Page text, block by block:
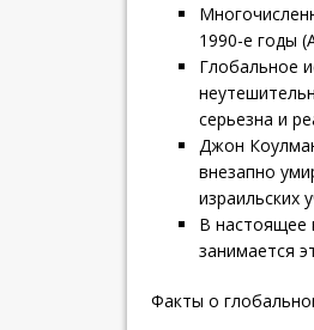
1990-е годы
Глобальное
серьезна и
Джон
внезапно
израильских
В настоящее
занимается
Факты о